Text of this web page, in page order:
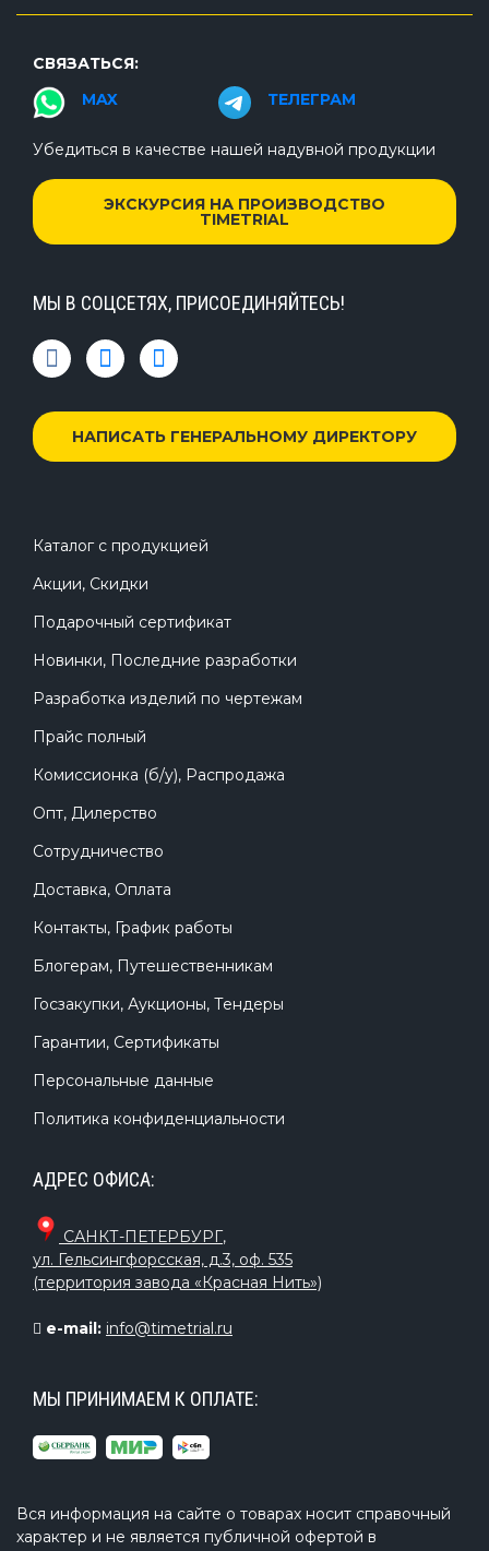
СВЯЗАТЬСЯ:
MAX
ТЕЛЕГРАМ
Убедиться в качестве нашей надувной продукции
ЭКСКУРСИЯ НА ПРОИЗВОДСТВО
TIMETRIAL
МЫ В СОЦСЕТЯХ, ПРИСОЕДИНЯЙТЕСЬ!
НАПИСАТЬ ГЕНЕРАЛЬНОМУ ДИРЕКТОРУ
Каталог с продукцией
Акции, Скидки
Подарочный сертификат
Новинки, Последние разработки
Разработка изделий по чертежам
Прайс полный
Комиссионка (б/у), Распродажа
Опт, Дилерство
Сотрудничество
Доставка, Оплата
Контакты, График работы
Блогерам, Путешественникам
Госзакупки, Аукционы, Тендеры
Гарантии, Сертификаты
Персональные данные
Политика конфиденциальности
АДРЕС ОФИСА:
САНКТ-ПЕТЕРБУРГ,
ул. Гельсингфорсская, д.3, оф. 535
(территория завода «Красная Нить»)
e-mail: info@timetrial.ru
МЫ ПРИНИМАЕМ К ОПЛАТЕ:
Вся информация на сайте о товарах носит справочный
характер и не является публичной офертой в